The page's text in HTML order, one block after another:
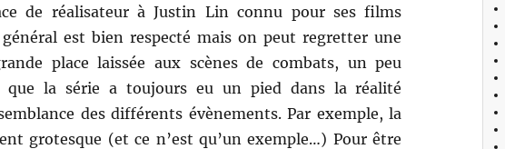
de réalisateur à Justin Lin connu pour ses films
général est bien respecté mais on peut regretter une
place laissée aux scènes de combats, un peu
que la série a toujours eu un pied dans la réalité
des différents évènements. Par exemple, la
grotesque (et ce n’est qu’un exemple…) Pour être